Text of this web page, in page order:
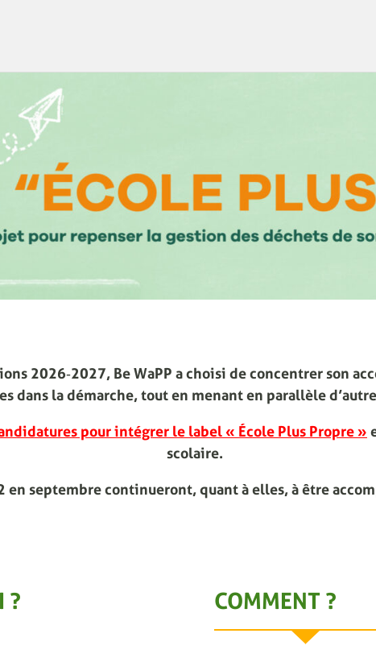
2026‑2027, Be WaPP a choisi de concentrer son
dans la démarche, tout en menant en parallèle
pour intégrer le label « École Plus Propre »
scolaire.
en septembre continueront, quant à elles, à être
? COMMENT ?